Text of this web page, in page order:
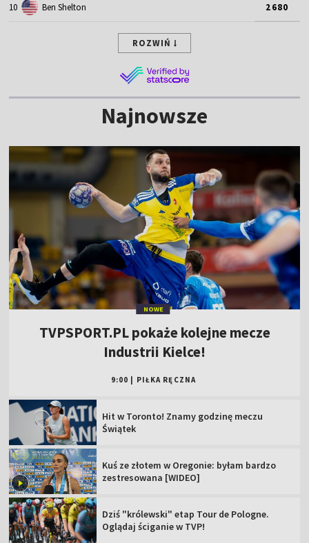
10 Ben Shelton 2680
ROZWIŃ
Najnowsze
NOWE
TVPSPORT.PL pokaże kolejne mecze
Industrii Kielce!
9:00 PIŁKA RĘCZNA
Hit w Toronto! Znamy godzinę meczu
Świątek
Kuś ze złotem w Oregonie: byłam bardzo
zestresowana [WIDEO]
Dziś "królewski" etap Tour de Pologne.
Oglądaj ściganie w TVP!